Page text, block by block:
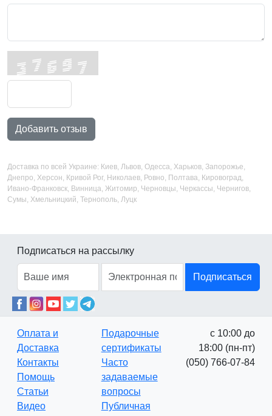
Добавить отзыв
Доставка по всей Украине: Киев, Львов, Одесса, Харьков, Запорожье,
Днепро, Херсон, Кривой Рог, Николаев, Ровно, Полтава, Кировоград,
Ивано-Франковск, Винница, Житомир, Черновцы, Черкассы, Чернигов,
Сумы, Хмельницкий, Тернополь, Луцк
Подписаться на рассылку
Подписаться
Оплата и
Доставка
Контакты
Помощь
Статьи
Видео
Подарочные
сертификаты
Часто
задаваемые
вопросы
Публичная
с 10:00 до
18:00 (пн-пт)
(050) 766-07-84